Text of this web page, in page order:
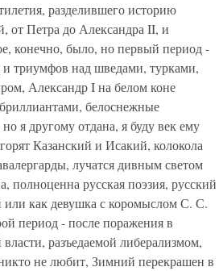
разделившего историю
от Петра до Александра II, и
конечно, было, но первый период -
триумфов над шведами, турками,
Александр I на белом коне
белоснежные
я другому отдана, я буду век ему
Казанский и Исакий, колокола
лучатся дивным светом
русская поэзия, русский
или как девушка с коромыслом С. С.
период - после поражения в
разъедаемой либерализмом,
не любит, Зимний перекрашен в